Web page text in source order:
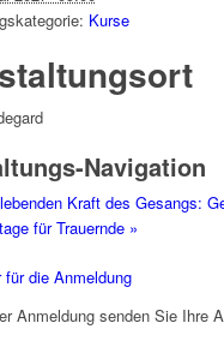
Kurse
Navigation
Kraft des Gesangs:
für Trauernde »
für die Anmeldung
Anmeldung senden Sie Ihre